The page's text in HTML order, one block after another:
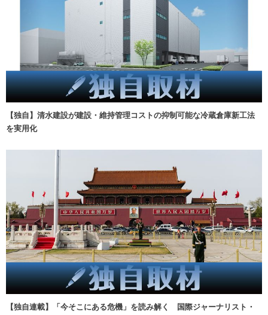
【独自】清水建設が建設・維持管理コストの抑制可能な冷蔵倉庫新工法
を実用化
【独自連載】「今そこにある危機」を読み解く 国際ジャーナリスト・